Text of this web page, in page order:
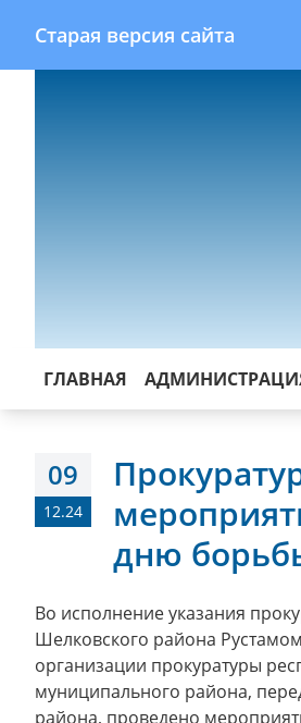
Старая версия сайта
ГЛАВНАЯ
09
12.24
дню
Во исполнение указания
Шелковского района
организации прокуратуры
муниципального района,
района, проведено